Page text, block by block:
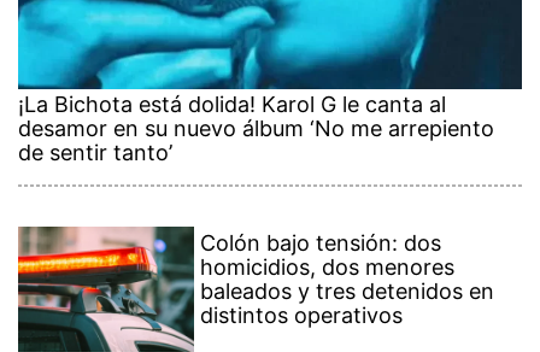
¡La Bichota está dolida! Karol G le canta al
desamor en su nuevo álbum ‘No me arrepiento
de sentir tanto’
Colón bajo tensión: dos
homicidios, dos menores
baleados y tres detenidos en
distintos operativos